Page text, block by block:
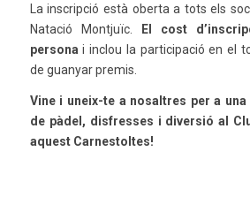
La inscripció està oberta a tots els
Natació Montjuïc.
El cost
personai inclou la participació en el
de guanyar premis.
Vine i uneix-te a nosaltres per a
de pàdel, disfresses i diversió al
aquest Carnestoltes!